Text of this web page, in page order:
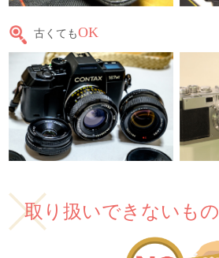
古くてもOK
取り扱いできないもの